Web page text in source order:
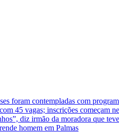
foram contempladas com
45 vagas; inscrições começam
diz irmão da moradora que
homem em Palmas